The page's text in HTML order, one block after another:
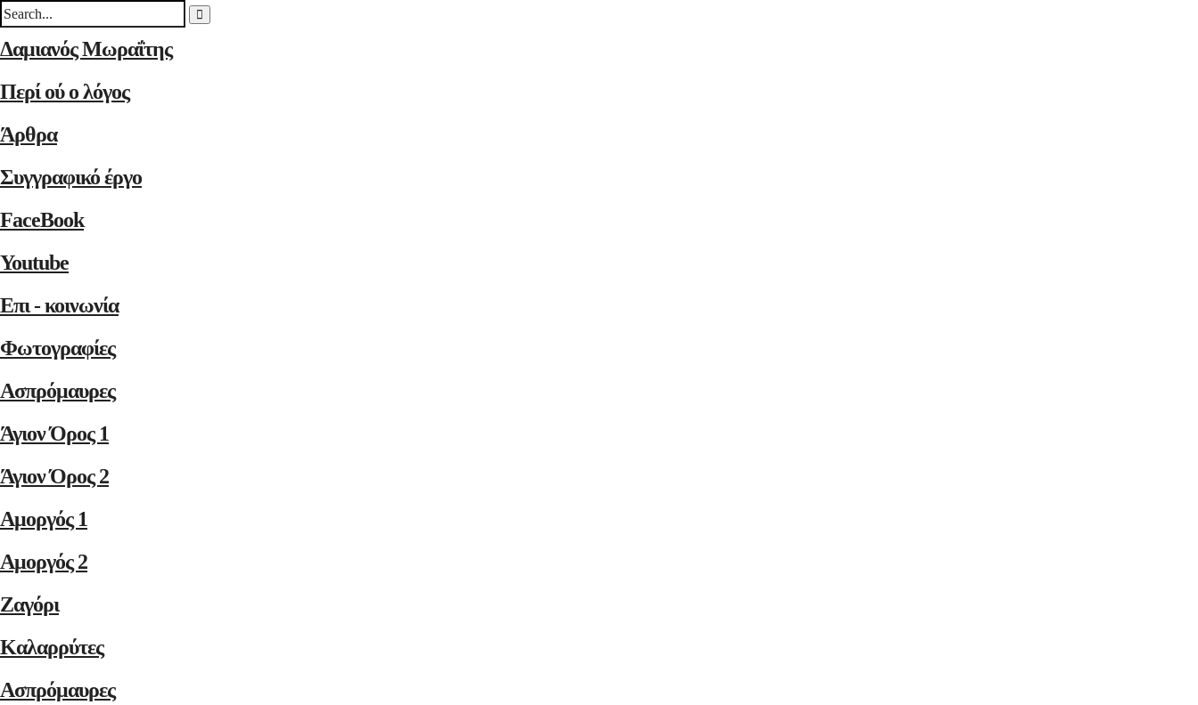
Δαμιανός Μωραΐτης
Περί ού ο λόγος
Άρθρα
Συγγραφικό έργο
FaceBook
Youtube
Επι - κοινωνία
Φωτογραφίες
Ασπρόμαυρες
Άγιον Όρος 1
Άγιον Όρος 2
Αμοργός 1
Αμοργός 2
Ζαγόρι
Καλαρρύτες
Ασπρόμαυρες